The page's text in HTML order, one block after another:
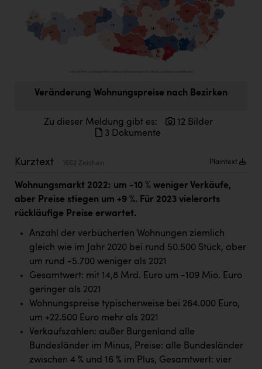
ERLUS AG
Fristads Austria
HIG Infomotion Group
Immotech
INTERSPAR
INTERSPORT Austria
Jane Goodall Institute Austria
Kärcher
Karin Liedl
KIWI Kinderwunsch Institut Dr. Loimer
KLIPP Frisör
Veränderung Wohnungspreise nach Bezirken
Zu dieser Meldung gibt es:
12 Bilder
3 Dokumente
Kurztext 1662 Zeichen Plaintext
Wohnungsmarkt 2022: um -10 % weniger Verkäufe,
aber Preise stiegen um +9 %. Für 2023 vielerorts
rückläufige Preise erwartet.
Anzahl der verbücherten Wohnungen ziemlich
gleich wie im Jahr 2020 bei rund 50.500 Stück, aber
um rund -5.700 weniger als 2021
Gesamtwert: mit 14,8 Mrd. Euro um -109 Mio. Euro
geringer als 2021
Wohnungspreise typischerweise bei 264.000 Euro,
um +22.500 Euro mehr als 2021
Verkaufszahlen: außer Burgenland alle
Bundesländer im Minus, Preise: alle Bundesländer
zwischen 4 % und 16 % im Plus, Gesamtwert: vier